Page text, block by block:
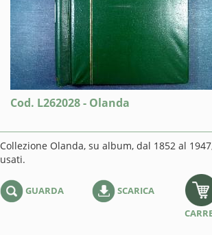
Cod. L262028 - Olanda
Collezione Olanda, su album, dal 1852 al
usati.
GUARDA SCARICA